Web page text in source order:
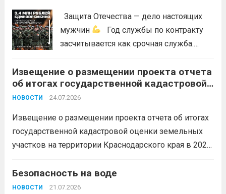
Защита Отечества — дело настоящих
мужчин
Год службы по контракту
засчитывается как срочная служба.
невозможен без вашего согласия,
увольнение по окончании срока
гарантировано. Регион предоставляет
бойцам множество мер поддержки:
3,4 млн рублей единовременно;...
Извещение о размещении проекта отчета
об итогах государственной кадастровой
оценки земельных участков на
году
НОВОСТИ 24.07.2026
Извещение о размещении проекта отчета об итогах
государственной кадастровой оценки земельных
участков на территории Краснодарского края в 2026
замечаний к нему (скачать)
Безопасность на воде
НОВОСТИ 21.07.2026